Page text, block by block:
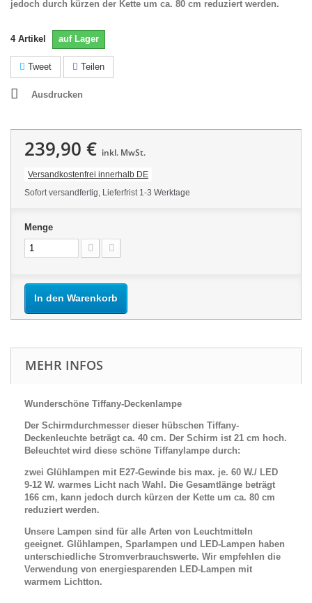
jedoch durch kürzen der Kette um ca. 80 cm reduziert werden.
4 Artikel auf Lager
Tweet Teilen
Ausdrucken
239,90 € inkl. MwSt.
Versandkostenfrei innerhalb DE
Sofort versandfertig, Lieferfrist 1-3 Werktage
Menge
In den Warenkorb
MEHR INFOS
Wunderschöne Tiffany-Deckenlampe
Der Schirmdurchmesser dieser hübschen Tiffany-
Deckenleuchte beträgt ca. 40 cm. Der Schirm ist 21 cm hoch.
Beleuchtet wird diese schöne Tiffanylampe durch:
zwei Glühlampen mit E27-Gewinde bis max. je. 60 W./ LED
9-12 W. warmes Licht nach Wahl. Die Gesamtlänge beträgt
166 cm, kann jedoch durch kürzen der Kette um ca. 80 cm
reduziert werden.
Unsere Lampen sind für alle Arten von Leuchtmitteln
geeignet. Glühlampen, Sparlampen und LED-Lampen haben
unterschiedliche Stromverbrauchswerte. Wir empfehlen die
Verwendung von energiesparenden LED-Lampen mit
warmem Lichtton.